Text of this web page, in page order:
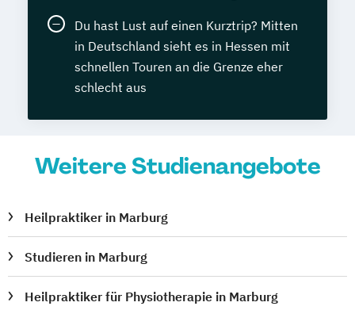
Du hast Lust auf einen Kurztrip? Mitten
in Deutschland sieht es in Hessen mit
schnellen Touren an die Grenze eher
schlecht aus
Weitere Studienangebote
Heilpraktiker in Marburg
Studieren in Marburg
Heilpraktiker für Physiotherapie in Marburg